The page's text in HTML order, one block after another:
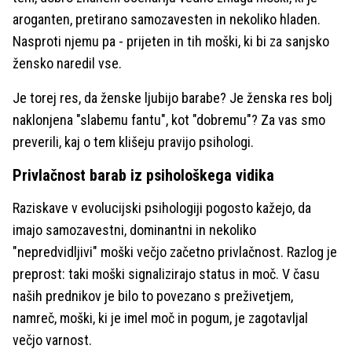
aroganten, pretirano samozavesten in nekoliko hladen.
Nasproti njemu pa - prijeten in tih moški, ki bi za sanjsko
žensko naredil vse.
Je torej res, da ženske ljubijo barabe? Je ženska res bolj
naklonjena "slabemu fantu", kot "dobremu"? Za vas smo
preverili, kaj o tem klišeju pravijo psihologi.
Privlačnost barab iz psihološkega vidika
Raziskave v evolucijski psihologiji pogosto kažejo, da
imajo samozavestni, dominantni in nekoliko
"nepredvidljivi" moški večjo začetno privlačnost. Razlog je
preprost: taki moški signalizirajo status in moč. V času
naših prednikov je bilo to povezano s preživetjem,
namreč, moški, ki je imel moč in pogum, je zagotavljal
večjo varnost.